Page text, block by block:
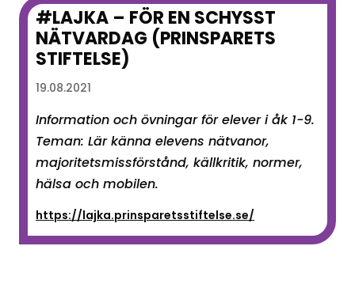
#LAJKA – FÖR EN SCHYSST
NÄTVARDAG (PRINSPARETS
STIFTELSE)
19.08.2021
Information och övningar för elever i åk 1-9.
Teman: Lär känna elevens nätvanor,
majoritetsmissförstånd, källkritik, normer,
hälsa och mobilen.
https://lajka.prinsparetsstiftelse.se/